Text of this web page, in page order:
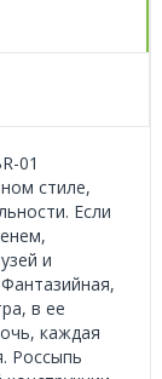
01
стиле,
Если
и
в ее
каждая
Россыпь